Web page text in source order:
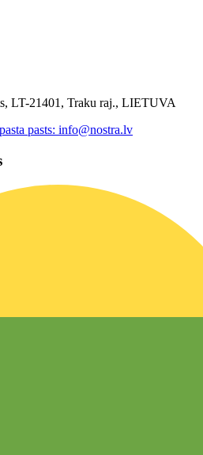
LT-21401, Traku raj., LIETUVA
pasts: info@nostra.lv